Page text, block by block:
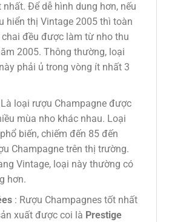
Để dễ hình dung hơn, nếu
hiển thị Vintage 2005 thì toàn
đều được làm từ nho thu
2005. Thông thường, loại
phải ủ trong vòng ít nhất 3
loại rượu Champagne được
mùa nho khác nhau. Loại
biến, chiếm đến 85 đến
Champagne trên thị trường.
Vintage, loại này thường có
hơn.
: Rượu Champagnes tốt nhất
xuất được coi là Prestige